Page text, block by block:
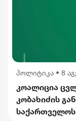
პოლიტიკა • 8
კოალიცია
კობახიძის
საქართველოს